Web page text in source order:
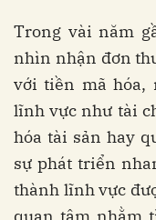
Trong vài năm
nhìn nhận đơn
với tiền mã hóa,
lĩnh vực như tài
hóa tài sản hay
sự phát triển
thành lĩnh vực